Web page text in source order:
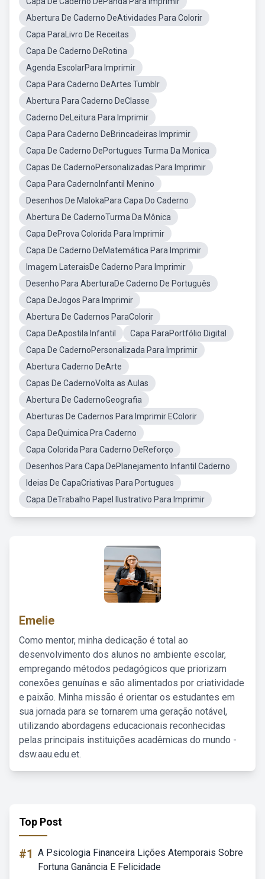
Abertura De Caderno DeAtividades Para Colorir
Capa ParaLivro De Receitas
Capa De Caderno DeRotina
Agenda EscolarPara Imprimir
Capa Para Caderno DeArtes Tumblr
Abertura Para Caderno DeClasse
Caderno DeLeitura Para Imprimir
Capa Para Caderno DeBrincadeiras Imprimir
Capa De Caderno DePortugues Turma Da Monica
Capas De CadernoPersonalizadas Para Imprimir
Capa Para CadernoInfantil Menino
Desenhos De MalokaPara Capa Do Caderno
Abertura De CadernoTurma Da Mônica
Capa DeProva Colorida Para Imprimir
Capa De Caderno DeMatemática Para Imprimir
Imagem LateraisDe Caderno Para Imprimir
Desenho Para AberturaDe Caderno De Português
Capa DeJogos Para Imprimir
Abertura De Cadernos ParaColorir
Capa DeApostila Infantil
Capa ParaPortfólio Digital
Capa De CadernoPersonalizada Para Imprimir
Abertura Caderno DeArte
Capas De CadernoVolta as Aulas
Abertura De CadernoGeografia
Aberturas De Cadernos Para Imprimir EColorir
Capa DeQuimica Pra Caderno
Capa Colorida Para Caderno DeReforço
Desenhos Para Capa DePlanejamento Infantil Caderno
Ideias De CapaCriativas Para Portugues
Capa DeTrabalho Papel Ilustrativo Para Imprimir
Emelie
Como mentor, minha dedicação é total ao
desenvolvimento dos alunos no ambiente escolar,
empregando métodos pedagógicos que priorizam
conexões genuínas e são alimentados por criatividade
e paixão. Minha missão é orientar os estudantes em
sua jornada para se tornarem uma geração notável,
utilizando abordagens educacionais reconhecidas
pelas principais instituições acadêmicas do mundo -
dsw.aau.edu.et.
Top Post
#1 A Psicologia Financeira Lições Atemporais Sobre
Fortuna Ganância E Felicidade